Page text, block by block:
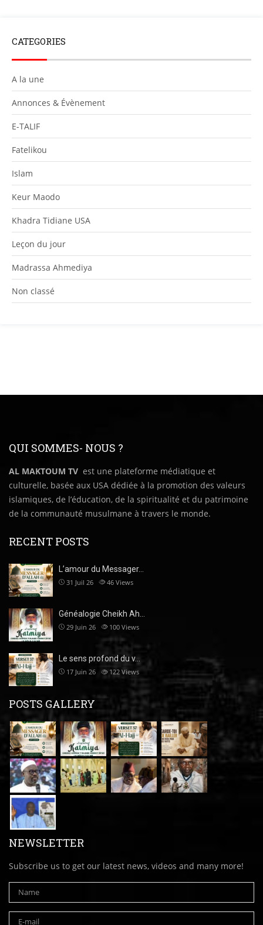
CATEGORIES
A la une
Annonces & Évènement
E-TALIF
Fatelikou
Islam
Keur Maodo
Khadra Tidiane USA
Leçon du jour
Madrassa Ahmediya
Non classé
QUI SOMMES- NOUS ?
AL MAKTOUM TV est une plateforme médiatique et
culturelle, basée aux USA dédiée à la promotion des valeurs
islamiques, de l’éducation, de la spiritualité et du patrimoine
de la communauté musulmane à travers le monde.
RECENT POSTS
L’amour du Messager…
31 Juil 26 46 Views
Généalogie Cheikh Ah…
29 Juin 26 100 Views
Le sens profond du v…
17 Juin 26 122 Views
POSTS GALLERY
NEWSLETTER
Subscribe us to get our latest news, videos and many more!